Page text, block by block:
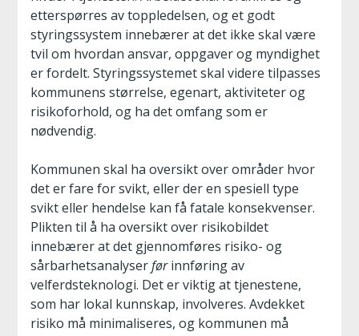
etterspørres av toppledelsen, og et godt
styringssystem innebærer at det ikke skal være
tvil om hvordan ansvar, oppgaver og myndighet
er fordelt. Styringssystemet skal videre tilpasses
kommunens størrelse, egenart, aktiviteter og
risikoforhold, og ha det omfang som er
nødvendig.
Kommunen skal ha oversikt over områder hvor
det er fare for svikt, eller der en spesiell type
svikt eller hendelse kan få fatale konsekvenser.
Plikten til å ha oversikt over risikobildet
innebærer at det gjennomføres risiko- og
sårbarhetsanalyserførinnføring av
velferdsteknologi. Det er viktig at tjenestene,
som har lokal kunnskap, involveres. Avdekket
risiko må minimaliseres, og kommunen må